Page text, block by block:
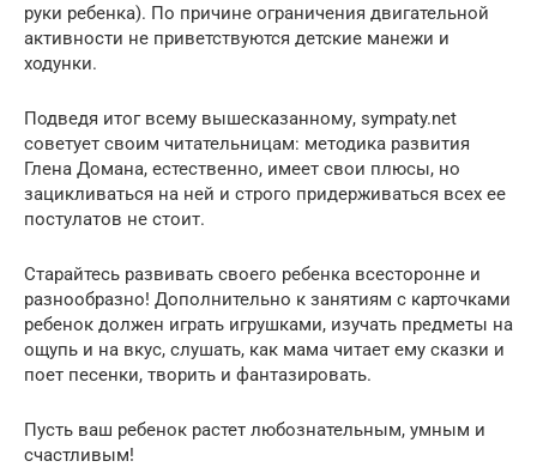
руки ребенка). По причине ограничения двигательной
активности не приветствуются детские манежи и
ходунки.
Подведя итог всему вышесказанному, sympaty.net
советует своим читательницам: методика развития
Глена Домана, естественно, имеет свои плюсы, но
зацикливаться на ней и строго придерживаться всех ее
постулатов не стоит.
Старайтесь развивать своего ребенка всесторонне и
разнообразно! Дополнительно к занятиям с карточками
ребенок должен играть игрушками, изучать предметы на
ощупь и на вкус, слушать, как мама читает ему сказки и
поет песенки, творить и фантазировать.
Пусть ваш ребенок растет любознательным, умным и
счастливым!